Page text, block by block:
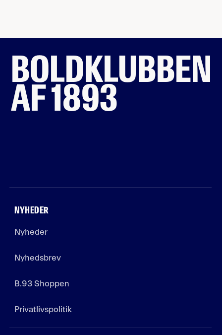
BOLDKLUBBEN
AF 1893
NYHEDER
Nyheder
Nyhedsbrev
B.93 Shoppen
Privatlivspolitik